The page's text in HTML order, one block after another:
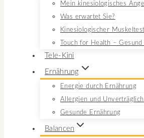
Mein kinesiologisches
Was erwartet Sie?
Kinesiologischer Muskeltest
Touch for Health –
Tele-Kini
Ernährung
Energie durch Ernährung
Allergien und
Gesunde Ernährung
Balancen